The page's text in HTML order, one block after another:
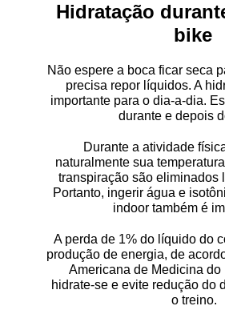
Hidratação
bike
Não espere a boca ficar seca
precisa repor líquidos. A
importante para o dia-a-dia.
durante e depois
Durante a atividade
naturalmente sua
transpiração são eliminados
Portanto, ingerir água e
indoor também é
A perda de 1% do líquido do
produção de energia, de
Americana de Medicina do
hidrate-se e evite redução do
o treino.